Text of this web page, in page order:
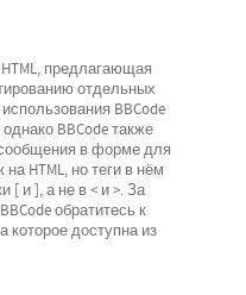
предлагающая
отдельных
BBCode
BBCode также
в форме для
HTML, но теги в нём
[ и ], а не в < и >. За
обратитесь к
которое доступна из